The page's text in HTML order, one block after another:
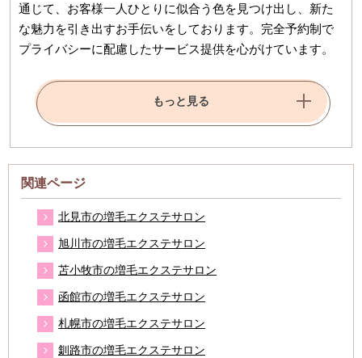
通じて、お客様一人ひとりに似合う色を見つけ出し、新た
な魅力を引き出すお手伝いをしております。完全予約制で
プライバシーに配慮したサービス提供を心がけています。
もっと見る
関連ページ
北見市の増毛エクステサロン
旭川市の増毛エクステサロン
苫小牧市の増毛エクステサロン
函館市の増毛エクステサロン
札幌市の増毛エクステサロン
釧路市の増毛エクステサロン